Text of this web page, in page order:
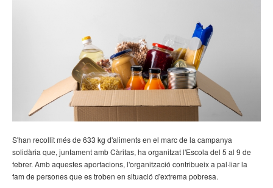
S'han recollit més de 633 kg d'aliments en el marc de la campanya
solidària que, juntament amb Càritas, ha organitzat l'Escola del 5 al 9 de
febrer. Amb aquestes aportacions, l'organització contribueix a pal·liar la
fam de persones que es troben en situació d'extrema pobresa.